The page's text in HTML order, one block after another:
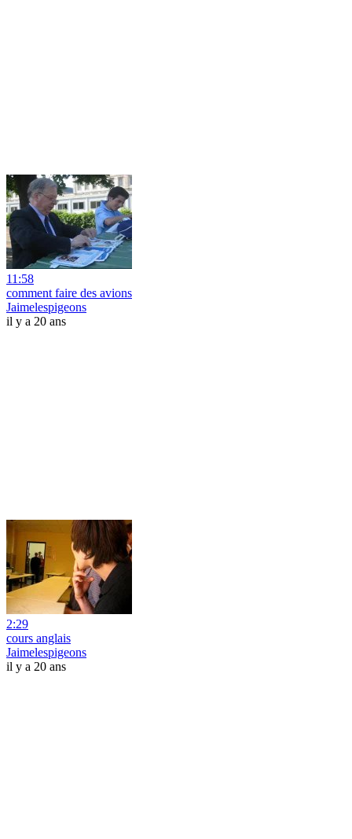
11:58
comment faire des avions
Jaimelespigeons
il y a 20 ans
2:29
cours anglais
Jaimelespigeons
il y a 20 ans